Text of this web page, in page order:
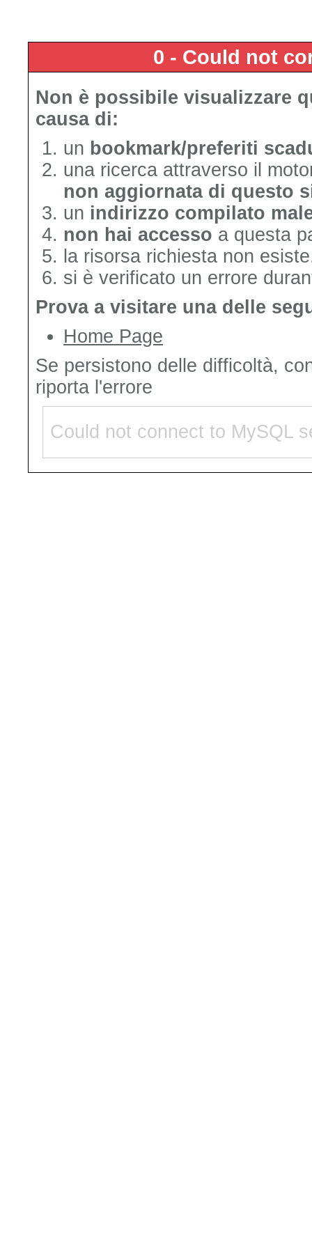
0 - Could not
Non è possibile visualizzare
causa di:
un bookmark/preferiti
una ricerca attraverso il
non aggiornata di questo
un indirizzo compilato
non hai accesso a questa
la risorsa richiesta non
si è verificato un errore
Prova a visitare una delle
Home Page
Se persistono delle difficoltà,
riporta l'errore
Could not connect to MySQL